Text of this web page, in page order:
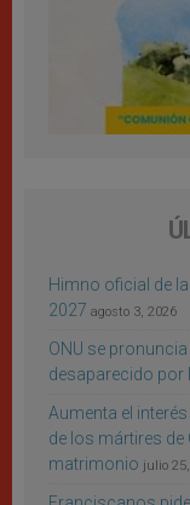
Himno oficial de
2027 agosto 3, 2026
ONU se
desaparecido por
Aumenta el
de los mártires de
matrimonio julio